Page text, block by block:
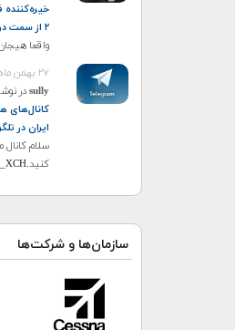
۲ از سمت دور ماه
واقعا
۲۷ بهمن ماه ۱۴۰۴
sullyدر
کانال‌های
ایران در
سلام
کنید.https://t.me/purple_XCH
سازمان‌ها و شرکت‌ها